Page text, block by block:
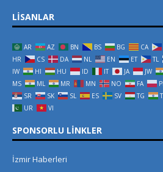
LISANLAR
AR AZ BN BS BG CA
HR
CS DA NL EN ET TL
IW
HI HU ID IT JA JW
MS
ML MR MN NO FA
SR
SK SL ES SV TG
UR
VI
SPONSORLU LINKLER
İzmir Haberleri